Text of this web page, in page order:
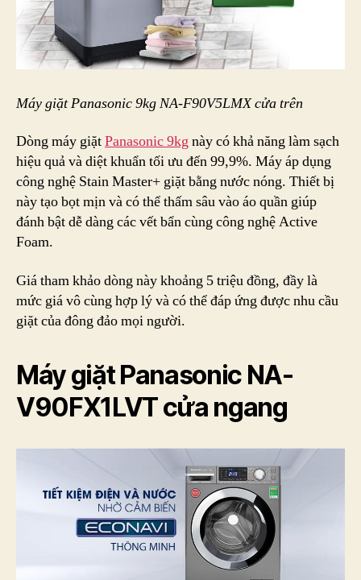
Máy giặt Panasonic 9kg NA-F90V5LMX cửa trên
Dòng máy giặtPanasonic 9kgnày có khả năng làm sạch
hiệu quả và diệt khuẩn tối ưu đến 99,9%. Máy áp dụng
công nghệ Stain Master+ giặt bằng nước nóng. Thiết bị
này tạo bọt mịn và có thể thấm sâu vào áo quần giúp
đánh bật dễ dàng các vết bẩn cùng công nghệ Active
Foam.
Giá tham khảo dòng này khoảng 5 triệu đồng, đầy là
mức giá vô cùng hợp lý và có thể đáp ứng được nhu cầu
giặt của đông đảo mọi người.
Máy giặt Panasonic NA-
V90FX1LVT cửa ngang